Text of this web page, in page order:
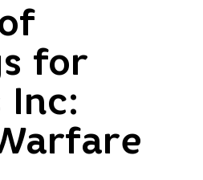
for
Inc: